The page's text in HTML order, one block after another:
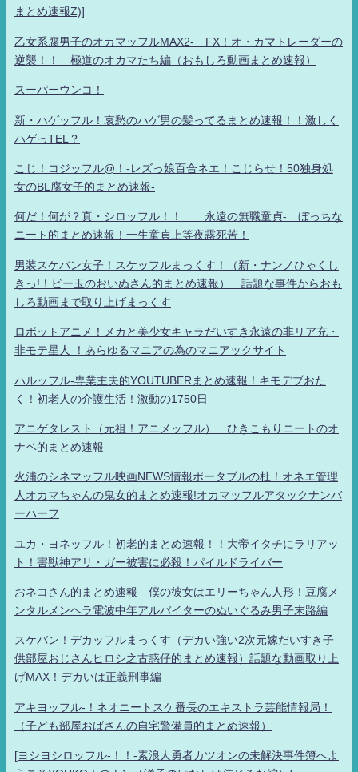
まとめ速報Z)]
乙女系腐男子のオカマッフルMAX2- FX！オ・カマトレーダーの
逆襲！！ 極道のオカマたち編（おもしろ動画まとめ速報）
スーパーウンコ！
新・ハゲッフル！哀愁のハゲ男の髪ってるまとめ速報！！激しく
ハゲっTEL？
こじ！コジッフル@！-レズっ娘百合ネエ！こじらせ！50独身処
女のBL腐女子的まとめ速報-
何だ！何が？真・シロッフル！！ 永遠の無職童貞- ぼっちな
ニート的まとめ速報！一生童貞上等夜露死苦！
男装スケバン女子！スケッフルまっくす！（新・ナンノひゃくし
きっ!！ビー玉のおいぬさん的まとめ速報） 話題な事件からおも
しろ動画まで取り上げまっくす
ロボットアニメ！メカと美少女キャラだいすき永遠の非リア充・
非モテ星人 ！あらゆるマニアの為のマニアックサイト
ハルッフル-専業主夫的YOUTUBERまとめ速報！キモデブおた
く！初老人の介護生活！激動の1750日
アニゲタレスト（元祖！アニメッフル） ひきこもりニートのオ
ナベ的まとめ速報
火浦のシネマッフル映画NEWS情報ポータブルの杜！オネエ管理
人オカマちゃんの鬼女的まとめ速報!オカマッフルアタックナンバ
ーハーフ
ユカ・ヨネッフル！初老的まとめ速報！！大帝イタチにラリアッ
ト！害獣神アリ・ガー被害に必殺！パイルドライバー
おネコさん的まとめ速報 僕の彼女はエリーちゃん人形！豆腐メ
ンタルメンヘラ電波中年アルバイターのぬいぐるみ男子末路編
スケバン！デカッフルまっくす（デカい強い2次元嫁だいすき子
供部屋おじさんヒロシ之古惑仔的まとめ速報）話題な動画取り上
げMAX！デカいは正義刑事編
アキヨッフル-！ネオニートスケ番長のエキストラ芸能情報局！
（子ども部屋おばさんの自宅警備員的まとめ速報）
[ヨシヨシロッフル-！！-素浪人勇者カツオンの未解決事件簿へよ